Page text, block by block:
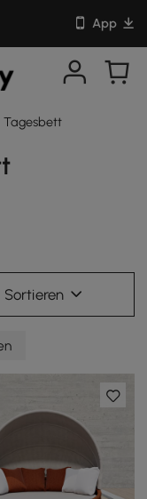
App
Tagesbett
Sortieren